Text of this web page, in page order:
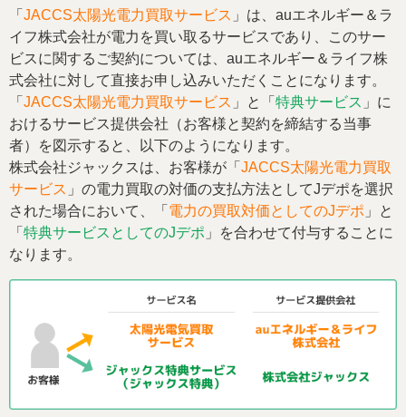
「 JACCS太陽光電力買取サービス 」は、auエネルギー＆ラ
イフ株式会社が電力を買い取るサービスであり、このサー
ビスに関するご契約については、auエネルギー＆ライフ株
式会社に対して直接お申し込みいただくことになります。
「 JACCS太陽光電力買取サービス 」と「 特典サービス 」に
おけるサービス提供会社（お客様と契約を締結する当事
者）を図示すると、以下のようになります。
株式会社ジャックスは、お客様が「 JACCS太陽光電力買取
サービス 」の電力買取の対価の支払方法としてJデポを選択
された場合において、「 電力の買取対価としてのJデポ 」と
「 特典サービスとしてのJデポ 」を合わせて付与することに
なります。